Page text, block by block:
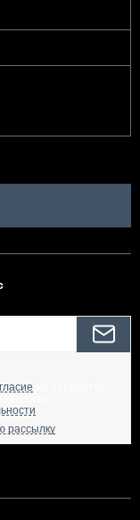
рассылку